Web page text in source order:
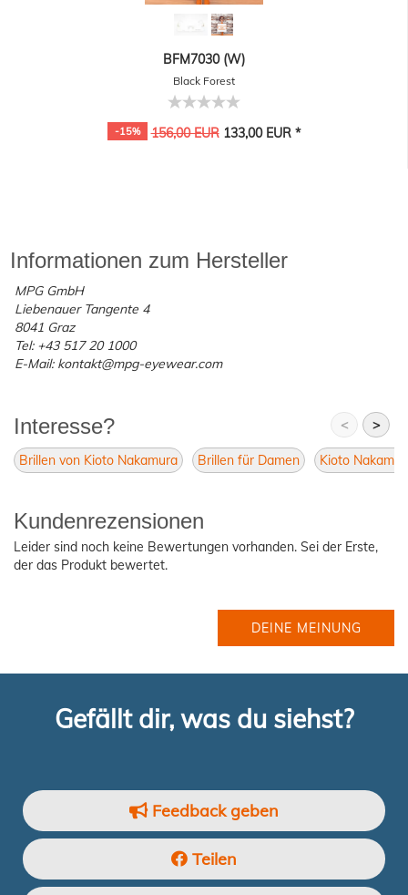
BFM7030 (W)
Black Forest
-15% 156,00 EUR133,00 EUR *
Informationen zum Hersteller
MPG GmbH
Liebenauer Tangente 4
8041 Graz
Tel: +43 517 20 1000
E-Mail: kontakt@mpg-eyewear.com
Interesse? < >
Brillen von Kioto Nakamura Brillen für Damen Kioto
Kundenrezensionen
Leider sind noch keine Bewertungen vorhanden. Sei der Erste,
der das Produkt bewertet.
DEINE MEINUNG
Gefällt dir, was du siehst?
Feedback geben
Teilen